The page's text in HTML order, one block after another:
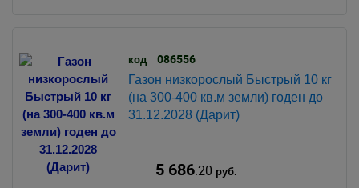
код 086556
Газон низкорослый Быстрый 10 кг
(на 300-400 кв.м земли) годен до
31.12.2028 (Дарит)
5 686.20 руб.